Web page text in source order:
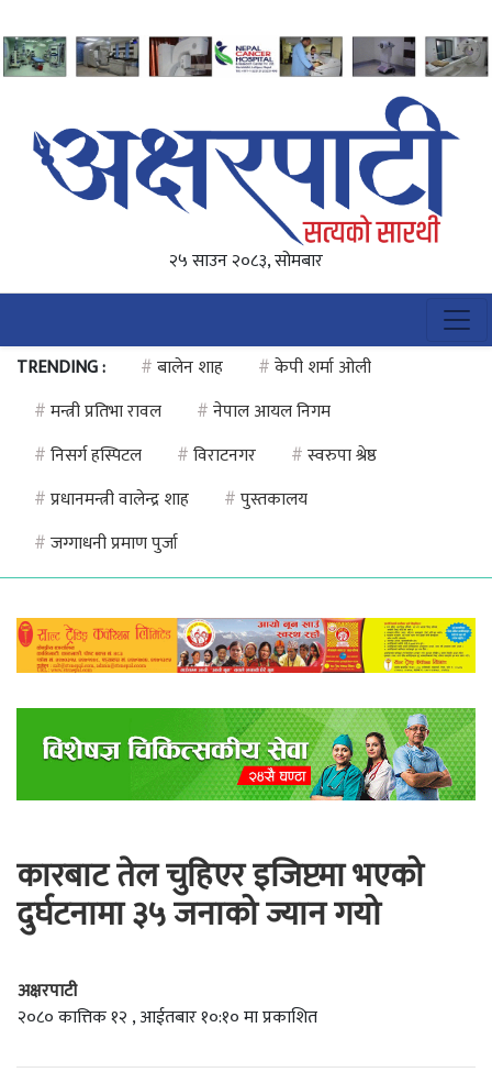
२५ साउन २०८३, सोमबार
TRENDING : #बालेन शाह #केपी शर्मा ओली
#मन्त्री प्रतिभा रावल #नेपाल आयल निगम
#निसर्ग हस्पिटल #विराटनगर #स्वरुपा श्रेष्ठ
#प्रधानमन्त्री वालेन्द्र शाह #पुस्तकालय
#जग्गाधनी प्रमाण पुर्जा
कारबाट तेल चुहिएर इजिप्टमा भएको
दुर्घटनामा ३५ जनाको ज्यान गयो
अक्षरपाटी
२०८० कात्तिक १२ , आईतबार १०:१० मा प्रकाशित